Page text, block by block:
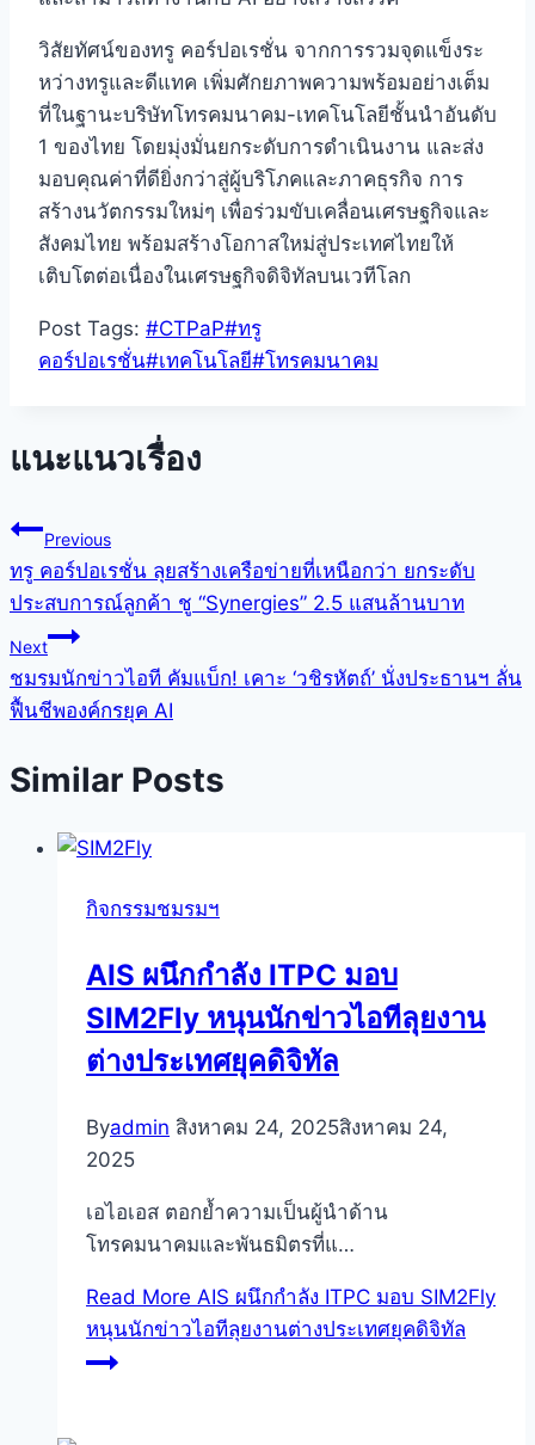
วิสัยทัศน์ของทรู คอร์ปอเรชั่น จากการรวมจุดแข็งระ
หว่างทรูและดีแทค เพิ่มศักยภาพความพร้อมอย่างเต็ม
ที่ในฐานะบริษัทโทรคมนาคม-เทคโนโลยีชั้นนำอันดับ
1 ของไทย โดยมุ่งมั่นยกระดับการดำเนินงาน และส่ง
มอบคุณค่าที่ดียิ่งกว่าสู่ผู้บริโภคและภาคธุรกิจ การ
สร้างนวัตกรรมใหม่ๆ เพื่อร่วมขับเคลื่อนเศรษฐกิจและ
สังคมไทย พร้อมสร้างโอกาสใหม่สู่ประเทศไทยให้
เติบโตต่อเนื่องในเศรษฐกิจดิจิทัลบนเวทีโลก
Post Tags: #CTPaP#ทรู
คอร์ปอเรชั่น#เทคโนโลยี#โทรคมนาคม
แนะแนวเรื่อง
Previous
ทรู คอร์ปอเรชั่น ลุยสร้างเครือข่ายที่เหนือกว่า ยกระดับ
ประสบการณ์ลูกค้า ชู “Synergies” 2.5 แสนล้านบาท
Next
ชมรมนักข่าวไอที คัมแบ็ก! เคาะ ‘วชิรหัตถ์’ นั่งประธานฯ ลั่น
ฟื้นชีพองค์กรยุค AI
Similar Posts
กิจกรรมชมรมฯ
AIS ผนึกกำลัง ITPC มอบ
SIM2Fly หนุนนักข่าวไอทีลุยงาน
ต่างประเทศยุคดิจิทัล
Byadmin สิงหาคม 24, 2025สิงหาคม 24,
2025
เอไอเอส ตอกย้ำความเป็นผู้นำด้าน
โทรคมนาคมและพันธมิตรที่แ…
Read More AIS ผนึกกำลัง ITPC มอบ SIM2Fly
หนุนนักข่าวไอทีลุยงานต่างประเทศยุคดิจิทัล